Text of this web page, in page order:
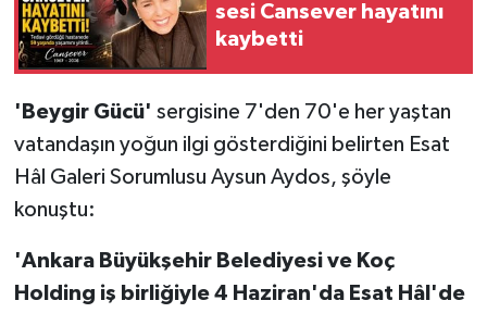
sesi Cansever hayatını
kaybetti
'Beygir Gücü' sergisine 7'den 70'e her yaştan
vatandaşın yoğun ilgi gösterdiğini belirten Esat
Hâl Galeri Sorumlusu Aysun Aydos, şöyle
konuştu:
'Ankara Büyükşehir Belediyesi ve Koç
Holding iş birliğiyle 4 Haziran'da Esat Hâl'de